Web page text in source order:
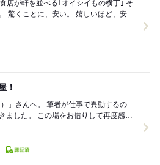
！
仕事で異動するの
りして再度感謝